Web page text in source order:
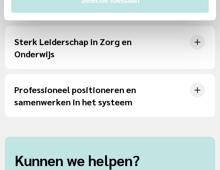
voor gedragswetenschappers
Sterk Leiderschap in Zorg en
Onderwijs
Professioneel positioneren en
samenwerken in het systeem
Kunnen we helpen?